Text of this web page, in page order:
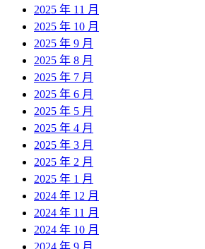
2025 年 11 月
2025 年 10 月
2025 年 9 月
2025 年 8 月
2025 年 7 月
2025 年 6 月
2025 年 5 月
2025 年 4 月
2025 年 3 月
2025 年 2 月
2025 年 1 月
2024 年 12 月
2024 年 11 月
2024 年 10 月